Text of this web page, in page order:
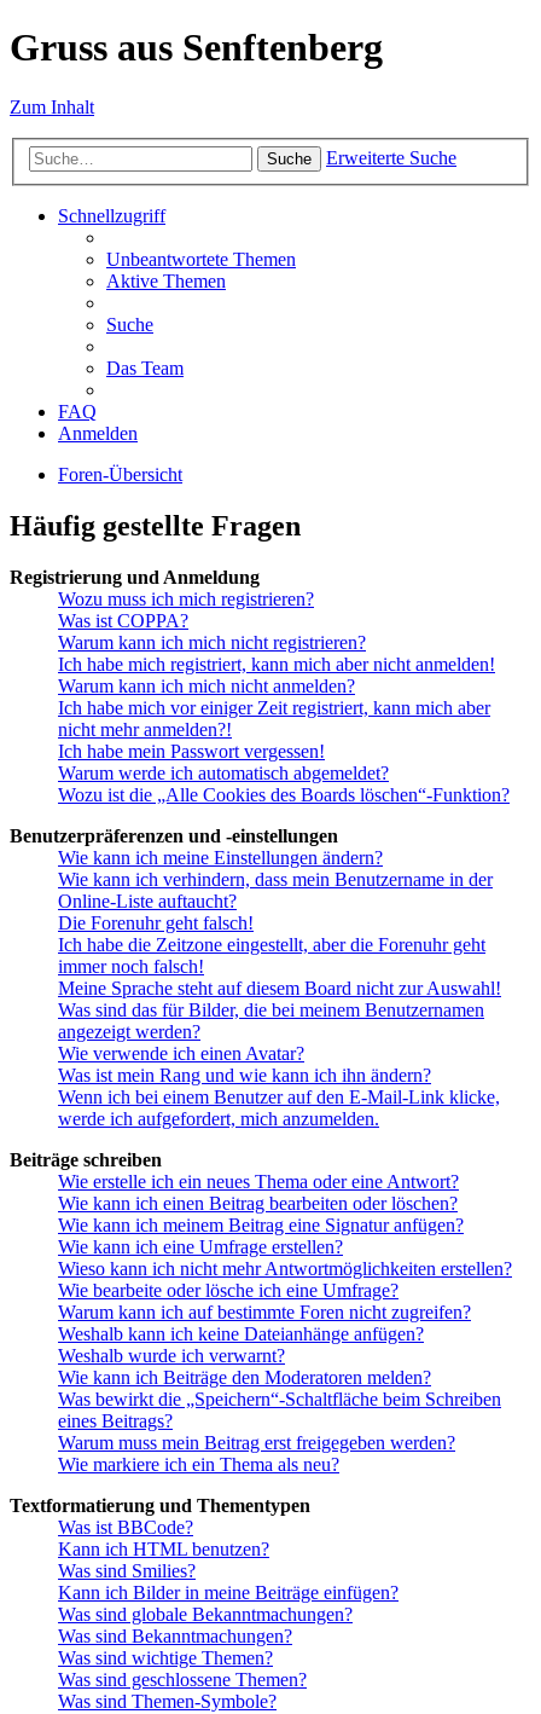
Gruss aus Senftenberg
Zum Inhalt
Suche Erweiterte Suche
Schnellzugriff
Unbeantwortete Themen
Aktive Themen
Suche
Das Team
FAQ
Anmelden
Foren-Übersicht
Häufig gestellte Fragen
Registrierung und Anmeldung
Wozu muss ich mich registrieren?
Was ist COPPA?
Warum kann ich mich nicht registrieren?
Ich habe mich registriert, kann mich aber nicht anmelden!
Warum kann ich mich nicht anmelden?
Ich habe mich vor einiger Zeit registriert, kann mich aber
nicht mehr anmelden?!
Ich habe mein Passwort vergessen!
Warum werde ich automatisch abgemeldet?
Wozu ist die „Alle Cookies des Boards löschen“-Funktion?
Benutzerpräferenzen und -einstellungen
Wie kann ich meine Einstellungen ändern?
Wie kann ich verhindern, dass mein Benutzername in der
Online-Liste auftaucht?
Die Forenuhr geht falsch!
Ich habe die Zeitzone eingestellt, aber die Forenuhr geht
immer noch falsch!
Meine Sprache steht auf diesem Board nicht zur Auswahl!
Was sind das für Bilder, die bei meinem Benutzernamen
angezeigt werden?
Wie verwende ich einen Avatar?
Was ist mein Rang und wie kann ich ihn ändern?
Wenn ich bei einem Benutzer auf den E-Mail-Link klicke,
werde ich aufgefordert, mich anzumelden.
Beiträge schreiben
Wie erstelle ich ein neues Thema oder eine Antwort?
Wie kann ich einen Beitrag bearbeiten oder löschen?
Wie kann ich meinem Beitrag eine Signatur anfügen?
Wie kann ich eine Umfrage erstellen?
Wieso kann ich nicht mehr Antwortmöglichkeiten erstellen?
Wie bearbeite oder lösche ich eine Umfrage?
Warum kann ich auf bestimmte Foren nicht zugreifen?
Weshalb kann ich keine Dateianhänge anfügen?
Weshalb wurde ich verwarnt?
Wie kann ich Beiträge den Moderatoren melden?
Was bewirkt die „Speichern“-Schaltfläche beim Schreiben
eines Beitrags?
Warum muss mein Beitrag erst freigegeben werden?
Wie markiere ich ein Thema als neu?
Textformatierung und Thementypen
Was ist BBCode?
Kann ich HTML benutzen?
Was sind Smilies?
Kann ich Bilder in meine Beiträge einfügen?
Was sind globale Bekanntmachungen?
Was sind Bekanntmachungen?
Was sind wichtige Themen?
Was sind geschlossene Themen?
Was sind Themen-Symbole?